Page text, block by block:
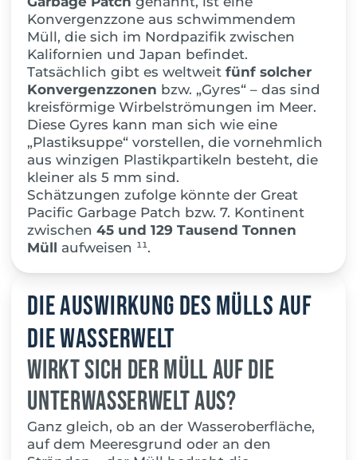
Konvergenzzone aus schwimmendem
Müll, die sich im Nordpazifik zwischen
Kalifornien und Japan befindet.
Tatsächlich gibt es weltweitfünf solcher
Konvergenzzonen bzw. „Gyres“ – das sind
kreisförmige Wirbelströmungen im Meer.
Diese Gyres kann man sich wie eine
„Plastiksuppe“ vorstellen, die vornehmlich
aus winzigen Plastikpartikeln besteht, die
kleiner als 5 mm sind.
Schätzungen zufolge könnte der Great
Pacific Garbage Patch bzw. 7. Kontinent
zwischen45 und 129 Tausend Tonnen
Müll aufweisen ¹¹.
Die Auswirkung des Mülls auf
die Wasserwelt
Wirkt sich der Müll auf die
Unterwasserwelt aus?
Ganz gleich, ob an der Wasseroberfläche,
auf dem Meeresgrund oder an den